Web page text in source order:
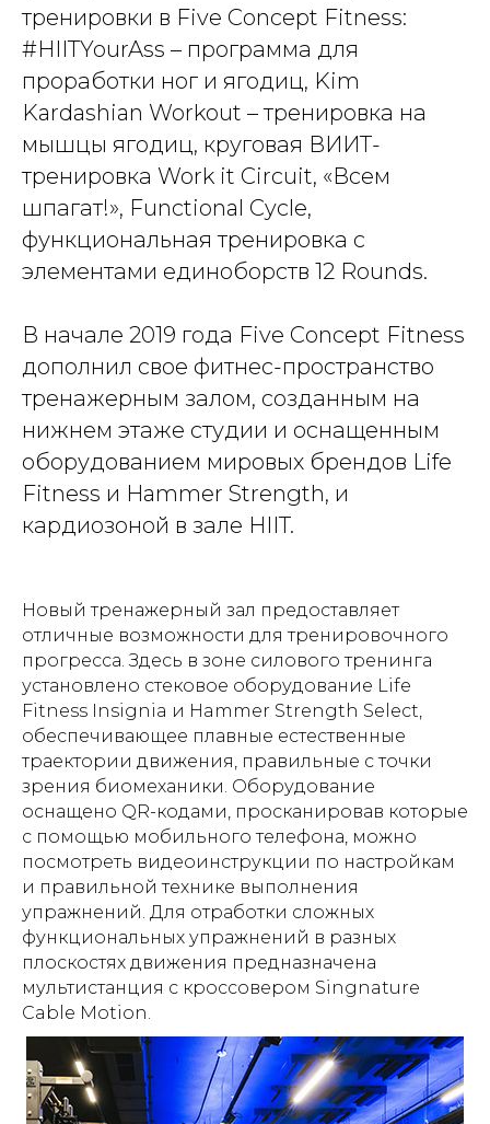
тренировки в Five Concept Fitness:
#HIITYourAss – программа для
проработки ног и ягодиц, Kim
Kardashian Workout – тренировка на
мышцы ягодиц, круговая ВИИТ-
тренировка Work it Circuit, «Всем
шпагат!», Functional Cycle,
функциональная тренировка с
элементами единоборств 12 Rounds.
В начале 2019 года Five Concept Fitness
дополнил свое фитнес-пространство
тренажерным залом, созданным на
нижнем этаже студии и оснащенным
оборудованием мировых брендов Life
Fitness и Hammer Strength, и
кардиозоной в зале HIIT.
Новый тренажерный зал предоставляет
отличные возможности для тренировочного
прогресса. Здесь в зоне силового тренинга
установлено стековое оборудование Life
Fitness Insignia и Hammer Strength Select,
обеспечивающее плавные естественные
траектории движения, правильные с точки
зрения биомеханики. Оборудование
оснащено QR-кодами, просканировав которые
с помощью мобильного телефона, можно
посмотреть видеоинструкции по настройкам
и правильной технике выполнения
упражнений. Для отработки сложных
функциональных упражнений в разных
плоскостях движения предназначена
мультистанция с кроссовером Singnature
Cable Motion.